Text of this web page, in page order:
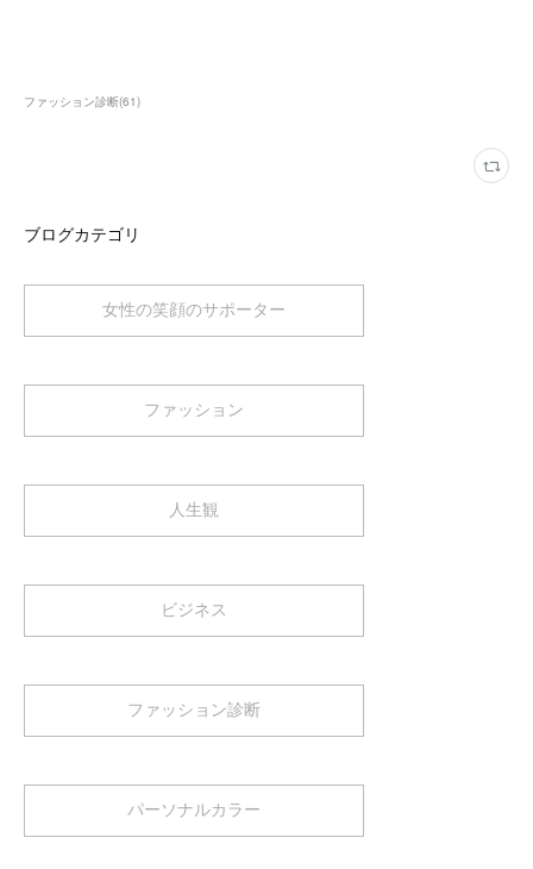
ファッション診断(61)
ブログカテゴリ
女性の笑顔のサポーター
ファッション
人生観
ビジネス
ファッション診断
パーソナルカラー